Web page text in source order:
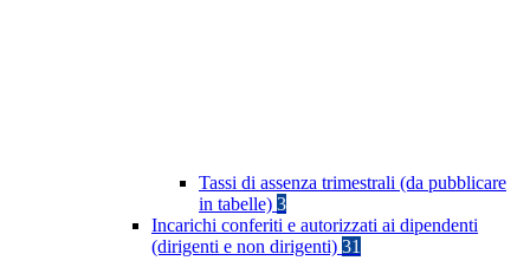
Tassi di assenza trimestrali (da pubblicare
in tabelle) 3
Incarichi conferiti e autorizzati ai dipendenti
(dirigenti e non dirigenti) 31